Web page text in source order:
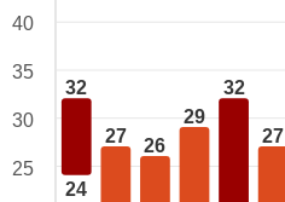
32
24
27 26
29
32
27
40
35
30
25